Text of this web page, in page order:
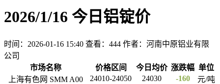
2026/1/16 今日铝锭价
时间：2026-01-16 15:40 查看：444 作者：河南中原铝业有限
公司
市场名称
价格区间 今日均价 涨跌幅 单位
上海有色网 SMM A00
24010-24050 24030 -160 元/吨